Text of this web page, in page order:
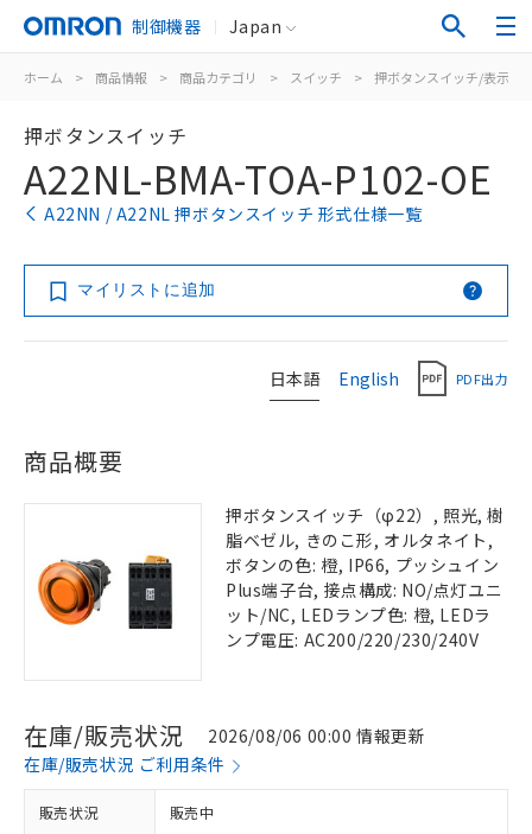
制御機器 Japan
ホーム > 商品情報 > 商品カテゴリ > スイッチ > 押ボタンスイッチ/表示灯
押ボタンスイッチ
A22NL-BMA-TOA-P102-OE
A22NN / A22NL 押ボタンスイッチ 形式仕様一覧
マイリストに追加
日本語 English PDF出力
商品概要
押ボタンスイッチ（φ22）, 照光, 樹
脂ベゼル, きのこ形, オルタネイト,
ボタンの色: 橙, IP66, プッシュイン
Plus端子台, 接点構成: NO/点灯ユニ
ット/NC, LEDランプ色: 橙, LEDラ
ンプ電圧: AC200/220/230/240V
在庫/販売状況
2026/08/06 00:00 情報更新
在庫/販売状況 ご利用条件
販売状況 販売中